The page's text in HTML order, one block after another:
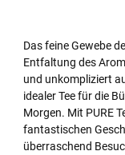
Das feine Gewebe
Entfaltung des
und unkompliziert
idealer Tee für die
Morgen. Mit PURE
fantastischen
überraschend